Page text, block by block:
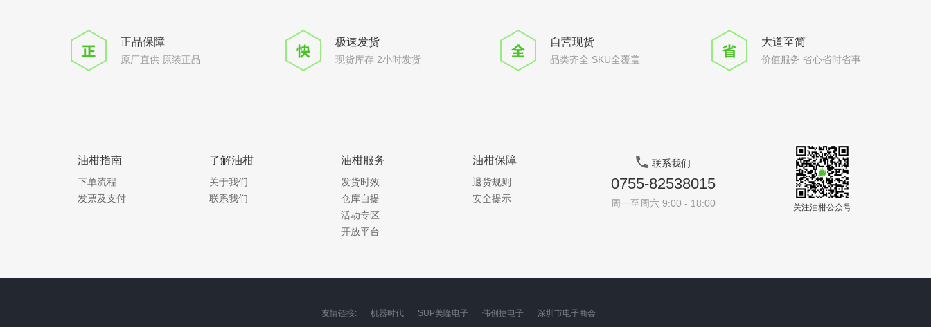
正品保障
原厂直供 原装正品
极速发货
现货库存 2小时发货
自营现货
品类齐全 SKU全覆盖
大道至简
价值服务 省心省时省事
油柑指南
下单流程
发票及支付
了解油柑
关于我们
联系我们
油柑服务
发货时效
仓库自提
活动专区
开放平台
油柑保障
退货规则
安全提示
联系我们
0755-82538015
周一至周六 9:00 - 18:00 关注油柑公众号
友情链接: 机器时代 SUP美隆电子 伟创捷电子 深圳市电子商会